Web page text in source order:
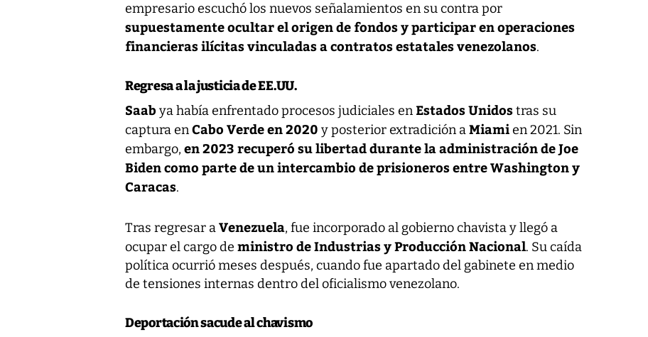
empresario escuchó los nuevos señalamientos en su contra por
supuestamente ocultar el origen de fondos y participar en operaciones
financieras ilícitas vinculadas a contratos estatales venezolanos.
Regresa a la justicia de EE.UU.
Saab ya había enfrentado procesos judiciales en Estados Unidostras su
captura enCabo Verde en 2020 y posterior extradición aMiamien 2021. Sin
embargo, en 2023 recuperó su libertad durante la administración de Joe
Biden como parte de un intercambio de prisioneros entre Washington y
Caracas.
Tras regresar aVenezuela, fue incorporado al gobierno chavista y llegó a
ocupar el cargo de ministro de Industrias y Producción Nacional. Su caída
política ocurrió meses después, cuando fue apartado del gabinete en medio
de tensiones internas dentro del oficialismo venezolano.
Deportación sacude al chavismo